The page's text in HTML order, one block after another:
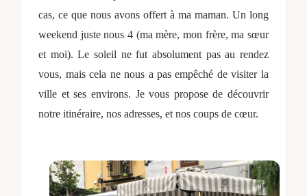
cas, ce que nous avons offert à ma maman. Un long
weekend juste nous 4 (ma mère, mon frère, ma sœur
et moi). Le soleil ne fut absolument pas au rendez
vous, mais cela ne nous a pas empêché de visiter la
ville et ses environs. Je vous propose de découvrir
notre itinéraire, nos adresses, et nos coups de cœur.